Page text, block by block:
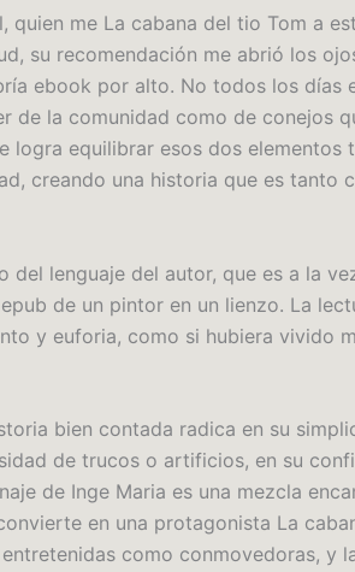
quien me La cabana del tio Tom a
su recomendación me abrió los
ebook por alto. No todos los días
de la comunidad como de conejos
logra equilibrar esos dos elementos
creando una historia que es tanto
del lenguaje del autor, que es a la
de un pintor en un lienzo. La
y euforia, como si hubiera vivido
bien contada radica en su
de trucos o artificios, en su
de Inge Maria es una mezcla
en una protagonista La
como conmovedoras, y